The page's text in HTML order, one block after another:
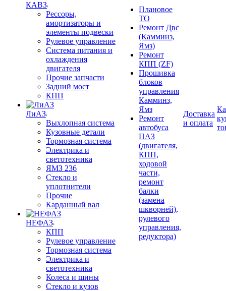
КАВЗ
Рессоры,
амортизаторы и
элементы подвески
Рулевое управление
Система питания и
охлаждения
двигателя
Прочие запчасти
Задний мост
КПП
ЛиАЗ
Выхлопная система
Кузовные детали
Тормозная система
Электрика и
светотехника
ЯМЗ 236
Стекло и
уплотнители
Прочие
Карданный вал
НЕФАЗ
КПП
Рулевое управление
Тормозная система
Электрика и
светотехника
Колеса и шины
Стекло и кузов
Плановое
ТО
Ремонт Двс
(Камминз,
Ямз)
Ремонт
КПП (ZF)
Прошивка
блоков
управления
Камминз,
Ямз
Ремонт
автобуса
ПАЗ
(двигателя,
КПП,
ходовой
части,
ремонт
балки
(замена
шкворней),
рулевого
управления,
редуктора)
Доставка
и оплата